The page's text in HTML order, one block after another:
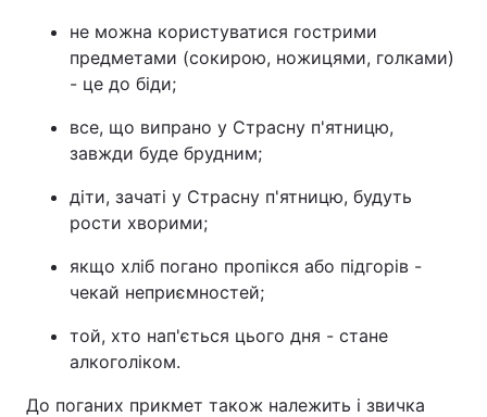
не можна користуватися гострими
предметами (сокирою, ножицями, голками)
- це до біди;
все, що випрано у Страсну п'ятницю,
завжди буде брудним;
діти, зачаті у Страсну п'ятницю, будуть
рости хворими;
якщо хліб погано пропікся або підгорів -
чекай неприємностей;
той, хто нап'ється цього дня - стане
алкоголіком.
До поганих прикмет також належить і звичка